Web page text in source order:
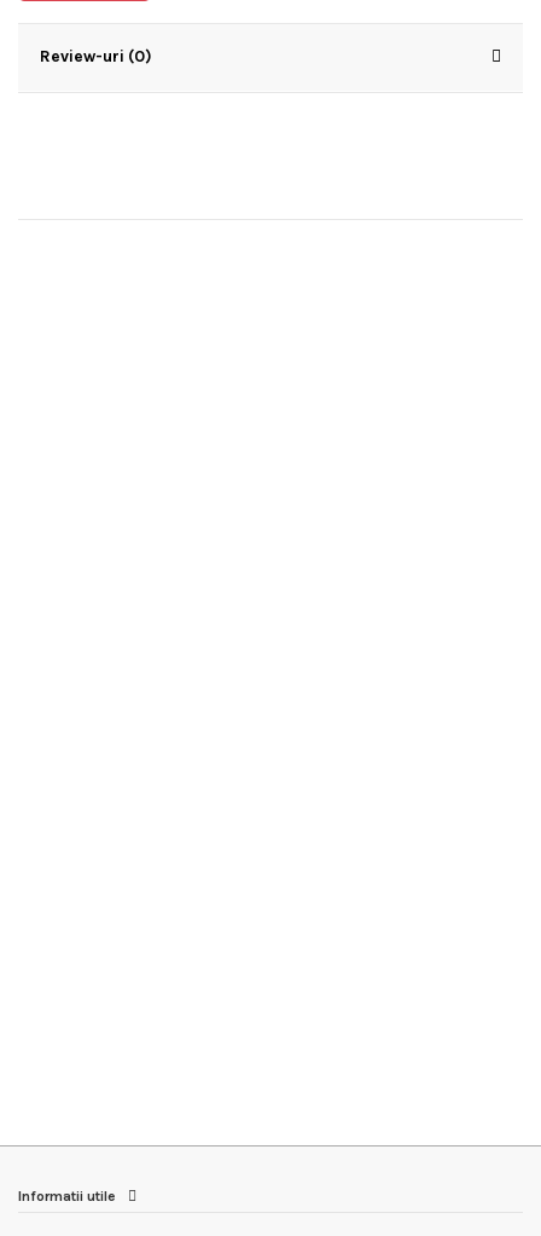
Review-uri (0)
Informatii utile